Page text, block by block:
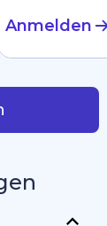
Anmelden